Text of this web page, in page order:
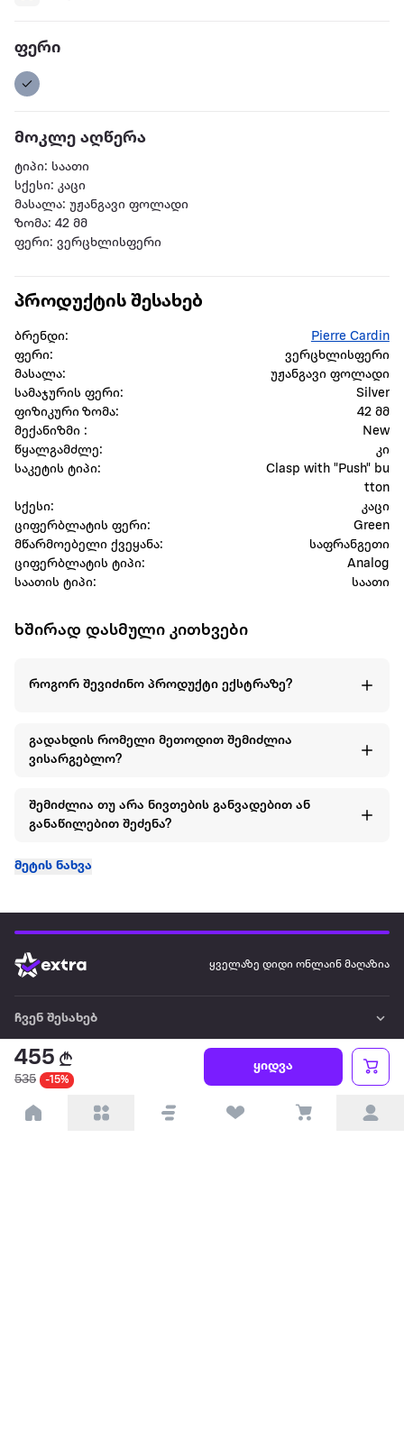
ფერი
მოკლე აღწერა
ტიპი: საათი
სქესი: კაცი
მასალა: უჟანგავი ფოლადი
ზომა: 42 მმ
ფერი: ვერცხლისფერი
455
535 -15%
ყიდვა
პროდუქტის შესახებ
ბრენდი:
Pierre Cardin
ფერი:
ვერცხლისფერი
მასალა:
უჟანგავი ფოლადი
სამაჯურის ფერი:
Silver
ფიზიკური ზომა:
42 მმ
მექანიზმი :
New
წყალგამძლე:
კი
საკეტის ტიპი:
Clasp with "Push" bu
tton
სქესი:
კაცი
ციფერბლატის ფერი:
Green
მწარმოებელი ქვეყანა:
საფრანგეთი
ციფერბლატის ტიპი:
Analog
საათის ტიპი:
საათი
ხშირად დასმული კითხვები
როგორ შევიძინო პროდუქტი ექსტრაზე?
გადახდის რომელი მეთოდით შემიძლია
ვისარგებლო?
შემიძლია თუ არა ნივთების განვადებით ან
განაწილებით შეძენა?
მეტის ნახვა
ყველაზე დიდი ონლაინ მაღაზია
ჩვენ შესახებ
წესები და პირობები
პარტნიორებისთვის